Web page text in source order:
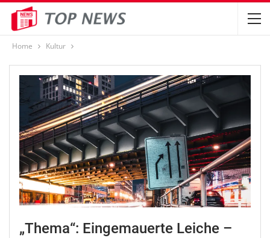
Home Kultur
„Thema“: Eingemauerte Leiche –